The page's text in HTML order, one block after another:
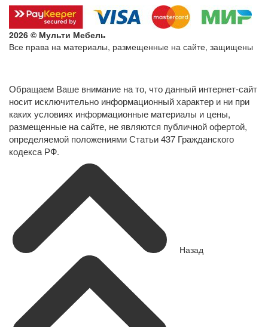
2026 © Мульти Мебель
Все права на материалы, размещенные на сайте, защищены
Обращаем Ваше внимание на то, что данный интернет-сайт
носит исключительно информационный характер и ни при
каких условиях информационные материалы и цены,
размещенные на сайте, не являются публичной офертой,
определяемой положениями Статьи 437 Гражданского
кодекса РФ.
Назад